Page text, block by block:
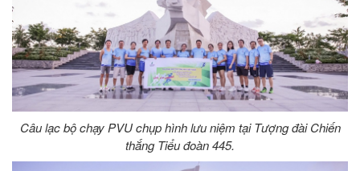
Câu lạc bộ chạy PVU chụp hình lưu niệm tại Tượng đài Chiến
thắng Tiểu đoàn 445.